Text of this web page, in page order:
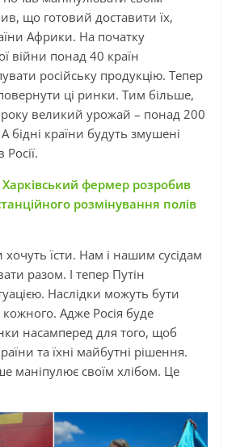
що готовий доставити їх,
Африки. На початку
війни понад 40 країн
російську продукцію. Тепер
ці ринки. Тим більше,
року великий урожай – понад 200
бідні країни будуть змушені
Харківський фермер розробив
розмінування полів
їсти. Нам і нашим сусідам
разом. І тепер Путін
Наслідки можуть бути
Адже Росія буде
насамперед для того, щоб
та їхні майбутні рішення.
маніпулює своїм хлібом. Це